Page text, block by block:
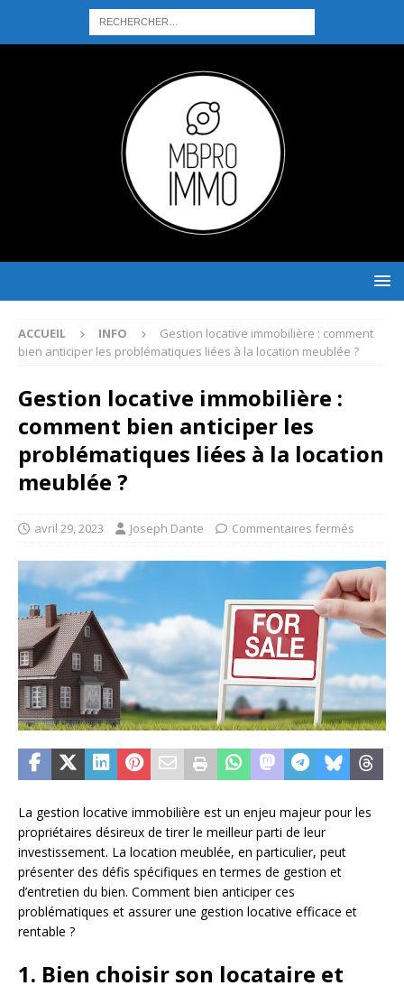
ACCUEIL INFO
Gestion locative immobilière : comment
bien anticiper les problématiques liées à la location meublée ?
Gestion locative immobilière :
comment bien anticiper les
problématiques liées à la location
meublée ?
avril 29, 2023 Joseph Dante Commentaires fermés
La gestion locative immobilière est un enjeu majeur pour les
propriétaires désireux de tirer le meilleur parti de leur
investissement. La location meublée, en particulier, peut
présenter des défis spécifiques en termes de gestion et
d’entretien du bien. Comment bien anticiper ces
problématiques et assurer une gestion locative efficace et
rentable ?
1. Bien choisir son locataire et